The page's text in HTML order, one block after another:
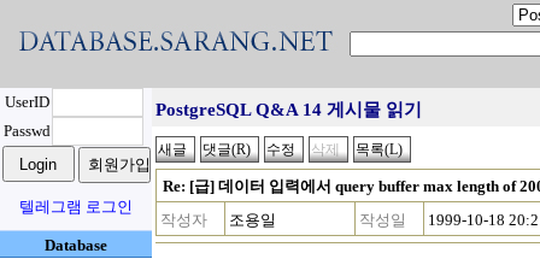
UserID
Passwd
텔레그램 로그인
Database
PostgreSQL Q&A 14 게시물 읽기
Re: [급] 데이터 입력에서 query buffer max length of
작성자
조용일 작성일 1999-10-18